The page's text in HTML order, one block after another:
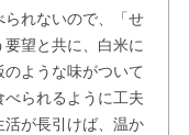
れないので、「せ
望と共に、白米に
ような味がついて
られるように工夫
が長引けば、温か